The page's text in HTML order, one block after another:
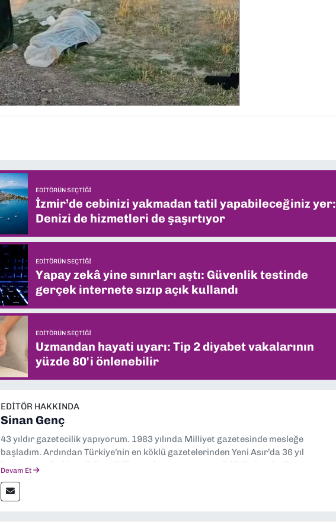
EDITÖRÜN SEÇTIĞI
İzmir’de cebinizi yakmadan tatil yapabileceğiniz yer:
Denizi de hizmetleri de şaşırtıyor
EDITÖRÜN SEÇTIĞI
Yapay zekâ yine sınırları aştı: Güvenlik testinde
gerçek internete sızıp açık kullandı
EDITÖRÜN SEÇTIĞI
Uzmandan hayati uyarı: Tip 2 diyabet vakalarının
yüzde 80'i önlenebilir
EDITÖR HAKKINDA
Sinan Genç
43 yıldır gazetecilik yapıyorum. 1983 yılında Milliyet gazetesinde mesleğe
başladım. Ardından Türkiye’nin en köklü gazetelerinden Yeni Asır’da 36 yıl
boyunca muhabir, editör, müdür yardımcısı ve spor müdürü olarak görev
anda Dokuz Eylül Gazetesi'nde editörlük yapıyorum
Devam Et